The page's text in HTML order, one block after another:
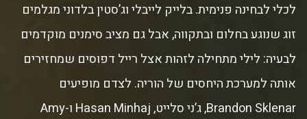
לכלי לבחינה פנימית. בלייק לייבלי וג’סטין בלדוני מגלמים
זוג שנוגע בחלום ובתקווה, אבל גם מציב סימנים מוקדמים
לבעיה: לילי מתחילה לזהות אצל רייל דפוסים שמחזירים
אותה למערכת היחסים של הוריה. לצדם מופיעים
Brandon Sklenar, ג’ני סלייט, Hasan Minhaj ו-Amy